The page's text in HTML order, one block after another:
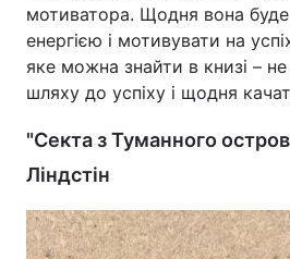
мотиватора. Щодня вона
енергією і мотивувати на
яке можна знайти в книзі –
шляху до успіху і щодня
"Секта з Туманного
Ліндстін